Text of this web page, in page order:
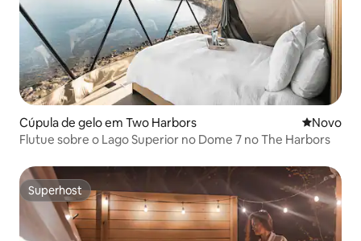
Cúpula de gelo em Two Harbors Novo
Novo
Flutue sobre o Lago Superior no Dome 7 no The Harbors
Superhost
Superhost